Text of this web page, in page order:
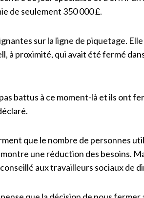
de seulement 350 000 £.
sur la ligne de piquetage.
à proximité, qui avait été fermé
battus à ce moment-là et ils ont
que le nombre de personnes
une réduction des besoins.
aux travailleurs sociaux de